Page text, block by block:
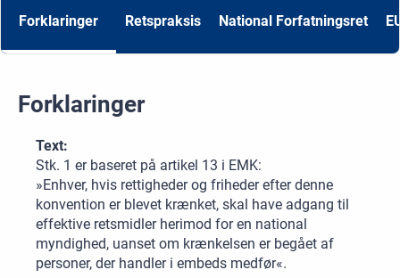
Forklaringer Retspraksis National Forfatningsret
Forklaringer
Text:
Stk. 1 er baseret på artikel 13 i EMK:
»Enhver, hvis rettigheder og friheder efter denne
konvention er blevet krænket, skal have adgang til
effektive retsmidler herimod for en national
myndighed, uanset om krænkelsen er begået af
personer, der handler i embeds medfør«.